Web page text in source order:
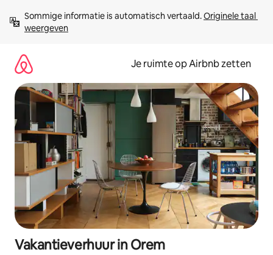
direct
naar
Sommige informatie is automatisch vertaald. Originele taal
weergeven
Je ruimte op Airbnb zetten
Vakantieverhuur in Orem